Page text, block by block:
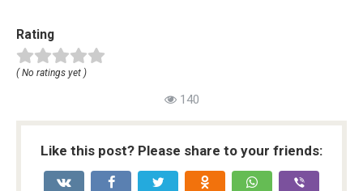
Rating
( No ratings yet )
140
Like this post? Please share to your friends: